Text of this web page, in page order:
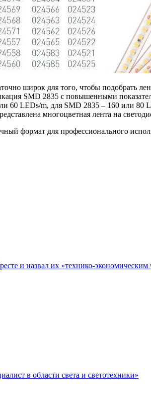
широк для того, чтобы подобрать
SMD 2835 с повышенными
60 LEDs/m, для SMD 2835 – 160 или
многоцветная лента на
формат для профессионального
и назвал их «технико-экономическим
в области света и светотехники»